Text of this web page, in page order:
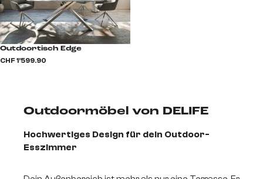
Outdoortisch Edge
CHF 1’599.90
Outdoormöbel von DELIFE
Hochwertiges Design für dein Outdoor-
Esszimmer